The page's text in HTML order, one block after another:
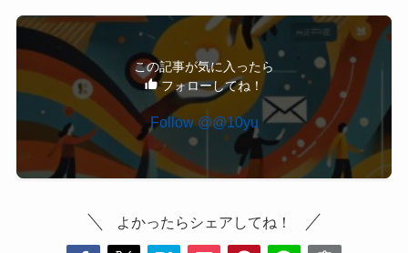
この記事が気に入ったら
フォローしてね！
Follow @@10yu
よかったらシェアしてね！